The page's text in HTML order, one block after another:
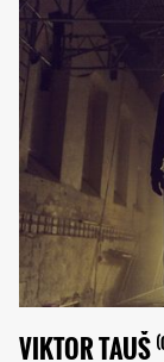
VIKTOR TAUŠ